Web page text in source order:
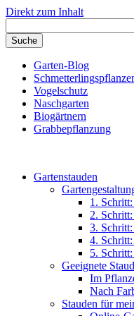
Direkt zum Inhalt
Garten-Blog
Vogelschutz
Naschgarten
Biogärtnern
Grabbepflanzung
Gartenstauden
1.
2.
3.
4.
5.
Geeignete
Im
Nach
Stauden für